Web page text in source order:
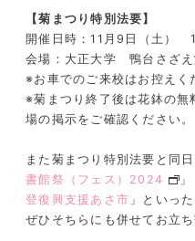
【菊まつり特別法要】
開催日時：11 月9日（土）
会場：大正大学 鴨台さざえ
※お車でのご来校はお控えく
※菊まつり終了後は花鉢の無
場の掲示をご確認ください。
また菊まつり特別法要と同
書館祭（フェス）2024
」
登復興支援あさ市 」といっ
ぜひそちらにも併せてお立ち